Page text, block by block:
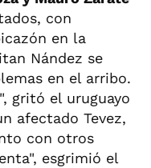
con
en la
Nández se
en el arribo.
gritó el uruguayo
afectado Tevez,
con otros
esgrimió el